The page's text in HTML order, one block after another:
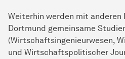
Weiterhin werden mit anderen
Dortmund gemeinsame
(Wirtschaftsingenieurwesen,
und Wirtschaftspolitischer